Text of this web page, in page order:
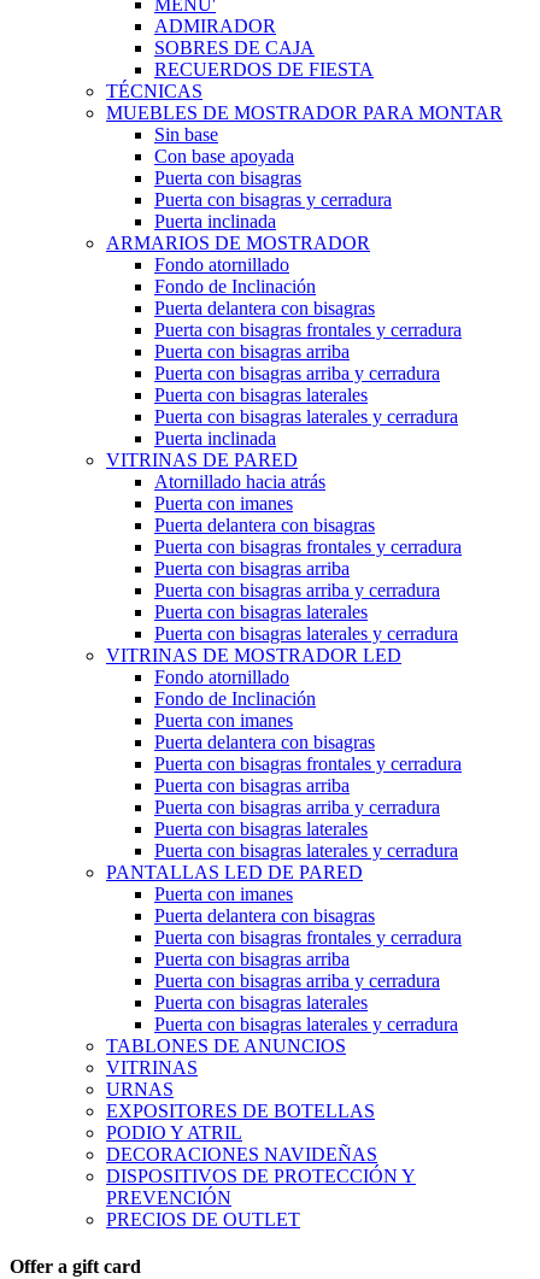
MENÚ'
ADMIRADOR
SOBRES DE CAJA
RECUERDOS DE FIESTA
TÉCNICAS
MUEBLES DE MOSTRADOR PARA MONTAR
Sin base
Con base apoyada
Puerta con bisagras
Puerta con bisagras y cerradura
Puerta inclinada
ARMARIOS DE MOSTRADOR
Fondo atornillado
Fondo de Inclinación
Puerta delantera con bisagras
Puerta con bisagras frontales y cerradura
Puerta con bisagras arriba
Puerta con bisagras arriba y cerradura
Puerta con bisagras laterales
Puerta con bisagras laterales y cerradura
Puerta inclinada
VITRINAS DE PARED
Atornillado hacia atrás
Puerta con imanes
Puerta delantera con bisagras
Puerta con bisagras frontales y cerradura
Puerta con bisagras arriba
Puerta con bisagras arriba y cerradura
Puerta con bisagras laterales
Puerta con bisagras laterales y cerradura
VITRINAS DE MOSTRADOR LED
Fondo atornillado
Fondo de Inclinación
Puerta con imanes
Puerta delantera con bisagras
Puerta con bisagras frontales y cerradura
Puerta con bisagras arriba
Puerta con bisagras arriba y cerradura
Puerta con bisagras laterales
Puerta con bisagras laterales y cerradura
PANTALLAS LED DE PARED
Puerta con imanes
Puerta delantera con bisagras
Puerta con bisagras frontales y cerradura
Puerta con bisagras arriba
Puerta con bisagras arriba y cerradura
Puerta con bisagras laterales
Puerta con bisagras laterales y cerradura
TABLONES DE ANUNCIOS
VITRINAS
URNAS
EXPOSITORES DE BOTELLAS
PODIO Y ATRIL
DECORACIONES NAVIDEÑAS
DISPOSITIVOS DE PROTECCIÓN Y
PREVENCIÓN
PRECIOS DE OUTLET
Offer a gift card